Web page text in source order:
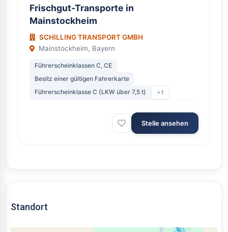
Frischgut-Transporte in
Mainstockheim
SCHILLING TRANSPORT GMBH
Mainstockheim, Bayern
Führerscheinklassen C, CE
Besitz einer gültigen Fahrerkarte
Führerscheinklasse C (LKW über 7,5 t)
+1
Stelle ansehen
Standort